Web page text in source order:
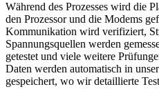
Während des Prozesses wird die
den Prozessor und die Modems
Kommunikation wird verifiziert,
Spannungsquellen werden
getestet und viele weitere
Daten werden automatisch in
gespeichert, wo wir detaillierte